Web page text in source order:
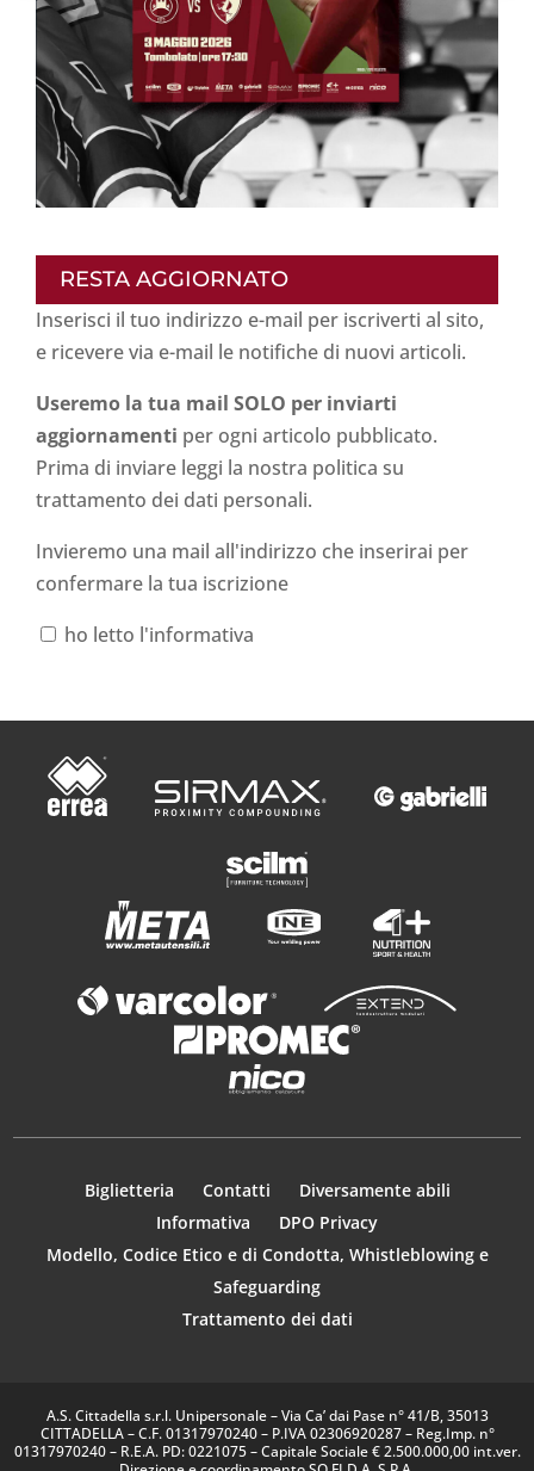
RESTA AGGIORNATO
Inserisci il tuo indirizzo e-mail per iscriverti al sito,
e ricevere via e-mail le notifiche di nuovi articoli.
Useremo la tua mail SOLO per inviarti
aggiornamenti per ogni articolo pubblicato.
Prima di inviare leggi la nostra politica su
trattamento dei dati personali.
Invieremo una mail all'indirizzo che inserirai per
confermare la tua iscrizione
ho letto l'informativa
Biglietteria Contatti
Diversamente abili
Informativa
DPO Privacy
Modello, Codice Etico e di Condotta, Whistleblowing e
Safeguarding
Trattamento dei dati
A.S. Cittadella s.r.l. Unipersonale – Via Ca’ dai Pase n° 41/B, 35013
CITTADELLA – C.F. 01317970240 – P.IVA 02306920287 – Reg.Imp. n°
01317970240 – R.E.A. PD: 0221075 – Capitale Sociale € 2.500.000,00 int.ver.